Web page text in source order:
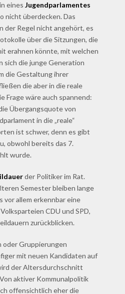
einesJugendparlamentes
nicht überdecken. Das
der Regel nicht angehört, es
über die Sitzungen, die
erahnen könnte, mit welchen
sich die junge Generation
die Gestaltung ihrer
die aber in die reale
Frage wäre auch spannend:
Übergangsquote von
in die „reale“
ist schwer, denn es gibt
obwohl bereits das 7.
wurde.
der Politiker im Rat.
Semester bleiben lange
vor allem erkennbar eine
CDU und SPD,
zurückblicken.
oder Gruppierungen
mit neuen Kandidaten auf
der Altersdurchschnitt
aktiver Kommunalpolitik
offensichtlich eher die